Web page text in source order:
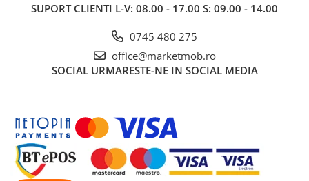
SUPORT CLIENTI L-V: 08.00 - 17.00 S: 09.00 - 14.00
0745 480 275
office@marketmob.ro
SOCIAL URMARESTE-NE IN SOCIAL MEDIA